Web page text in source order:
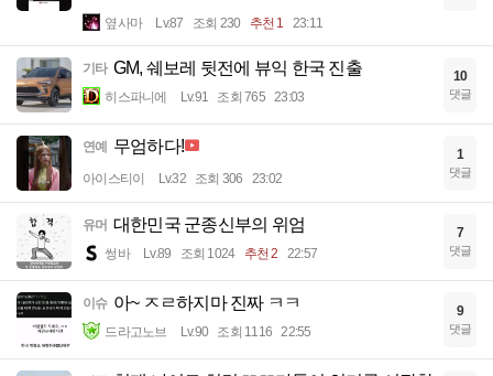
옆사마 Lv.87 조회 230 추천 1 23:11
기타 GM, 쉐보레 뒷전에 뷰익 한국 진출
히스파니에 Lv.91 조회 765 23:03
10
댓글
연예 무엄하다!
아이스티이 Lv.32 조회 306 23:02
1
댓글
유머 대한민국 군종신부의 위엄
썽바 Lv.89 조회 1024 추천 2 22:57
7
댓글
이슈 아~ ㅈㄹ하지마 진짜 ㅋㅋ
드라고노브 Lv.90 조회 1116 22:55
9
댓글